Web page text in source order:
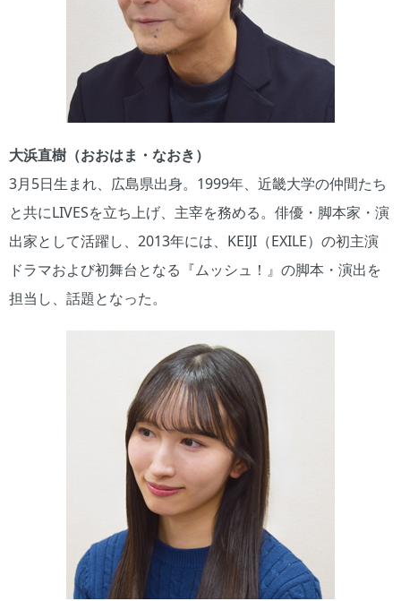
大浜直樹（おおはま・なおき）
3月5日生まれ、広島県出身。1999年、近畿大学の仲間たち
と共にLIVESを立ち上げ、主宰を務める。俳優・脚本家・演
出家として活躍し、2013年には、KEIJI（EXILE）の初主演
ドラマおよび初舞台となる『ムッシュ！』の脚本・演出を
担当し、話題となった。